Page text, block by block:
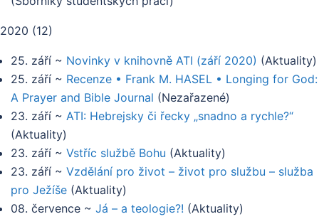
2020 (12)
25. září ~ Novinky v knihovně ATI (září 2020) (Aktuality)
25. září ~ Recenze • Frank M. HASEL • Longing for God:
A Prayer and Bible Journal (Nezařazené)
23. září ~ ATI: Hebrejsky či řecky „snadno a rychle?“
(Aktuality)
23. září ~ Vstříc službě Bohu (Aktuality)
23. září ~ Vzdělání pro život – život pro službu – služba
pro Ježíše (Aktuality)
08. července ~ Já – a teologie?! (Aktuality)